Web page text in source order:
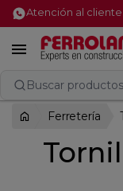
Atención al cliente

Buscar
Ferretería